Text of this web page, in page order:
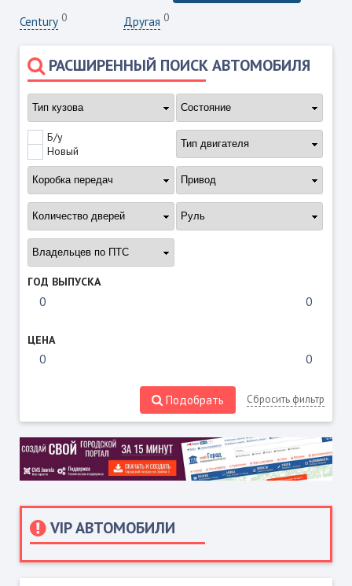
VIP АВТОМОБИЛИ
Century 0 Другая 0
РАСШИРЕННЫЙ ПОИСК АВТОМОБИЛЯ
Б/у
Новый
ГОД ВЫПУСКА
ЦЕНА
Подобрать Сбросить фильтр